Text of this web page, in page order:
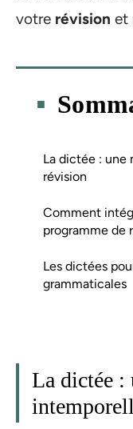
votre révision et
La dictée :
révision
Comment
programme de
Les dictées
grammaticales
La dictée :